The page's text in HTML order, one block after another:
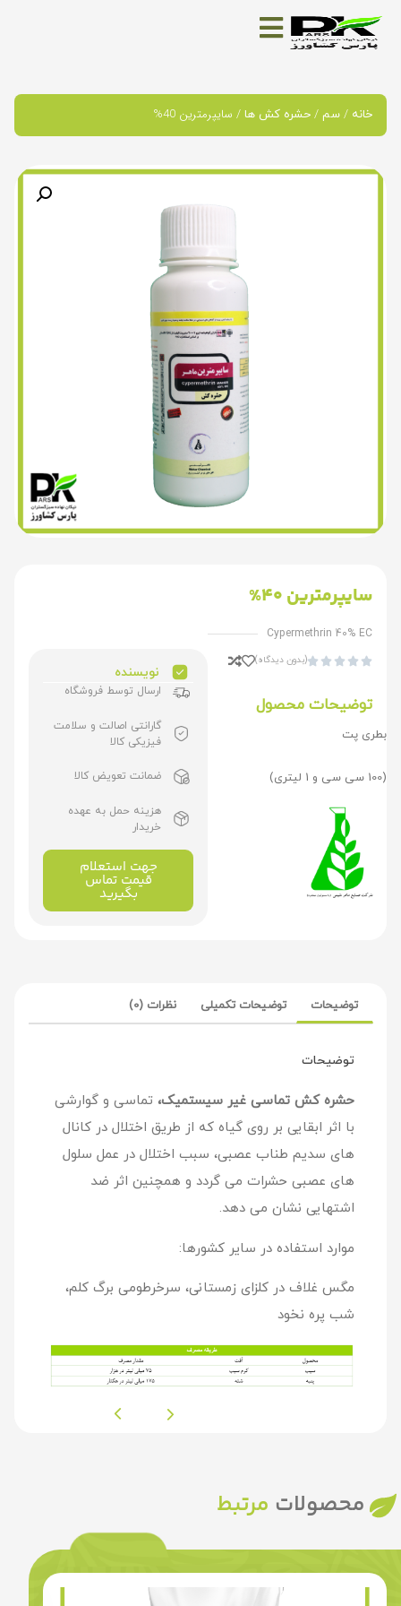
خانه / سم / حشره کش ها / سایپرمترین 40%
سایپرمترین 40%
Cypermethrin 40% EC




(بدون دیدگاه)
توضیحات محصول
بطری پت
(100 سی سی و 1 لیتری)
نویسنده
ارسال توسط فروشگاه
گارانتی اصالت و سلامت
فیزیکی کالا
ضمانت تعویض کالا
هزینه حمل به عهده
خریدار
جهت استعلام
قیمت تماس
بگیرید
توضیحات توضیحات تکمیلی نظرات (0)
توضیحات
حشره کش تماسی غیر سیستمیک، تماسی و گوارشی
با اثر ابقایی بر روی گیاه که از طریق اختلال در کانال
های سدیم طناب عصبی، سبب اختلال در عمل سلول
های عصبی حشرات می گردد و همچنین اثر ضد
اشتهایی نشان می دهد.
موارد استفاده در سایر کشورها:
مگس غلاف در کلزای زمستانی، سرخرطومی برگ کلم،
شب پره نخود
محصولات مرتبط